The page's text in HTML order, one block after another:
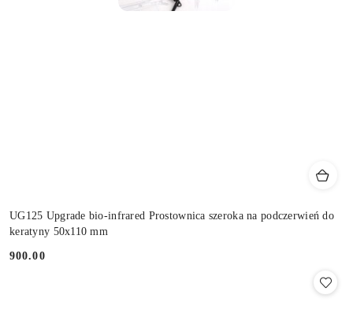
UG125 Upgrade bio-infrared Prostownica szeroka na podczerwień do
keratyny 50x110 mm
Cena:
900.00